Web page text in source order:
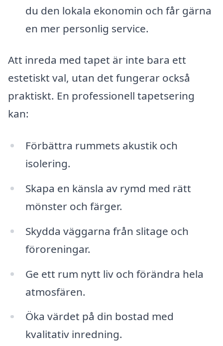
du den lokala ekonomin och får gärna
en mer personlig service.
Att inreda med tapet är inte bara ett
estetiskt val, utan det fungerar också
praktiskt. En professionell tapetsering
kan:
Förbättra rummets akustik och
isolering.
Skapa en känsla av rymd med rätt
mönster och färger.
Skydda väggarna från slitage och
föroreningar.
Ge ett rum nytt liv och förändra hela
atmosfären.
Öka värdet på din bostad med
kvalitativ inredning.